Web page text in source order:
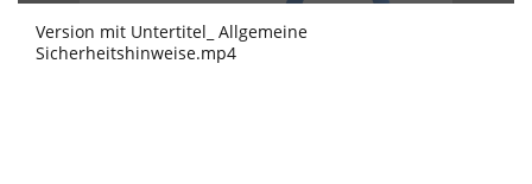
Version mit Untertitel_ Allgemeine
Sicherheitshinweise.mp4